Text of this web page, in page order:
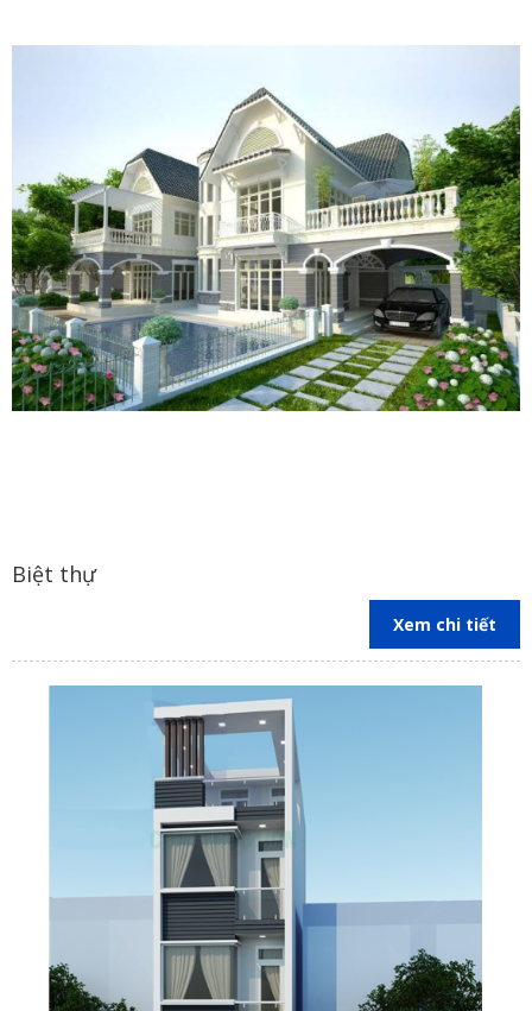
Mẫu biệt thự hiện đại, nhà phố đẹp công ty xây dựng Bình An Lê
Mẫu biệt thự hiện đại, nhà phố đẹp công ty xây dựng Bình An Lê
Mẫu biệt thự hiện đại, nhà phố đẹp công ty xây dựng Bình An Lê
Mẫu biệt thự hiện đại, nhà phố đẹp công ty xây dựng Bình An Lê
Mẫu biệt thự hiện đại, nhà phố đẹp công ty xây dựng Bình An Lê
Mẫu biệt thự hiện đại, nhà phố đẹp công ty xây dựng Bình An Lê
Mẫu biệt thự hiện đại, nhà phố đẹp công ty xây dựng Bình An Lê
Mẫu biệt thự hiện đại, nhà phố đẹp công ty xây dựng Bình An Lê
Mẫu biệt thự hiện đại, nhà phố đẹp công ty xây dựng Bình An Lê
Mẫu biệt thự hiện đại, nhà phố đẹp công ty xây dựng Bình An Lê
Mẫu biệt thự hiện đại, nhà phố đẹp công ty xây dựng Bình An Lê
Biệt thự
Xem chi tiết